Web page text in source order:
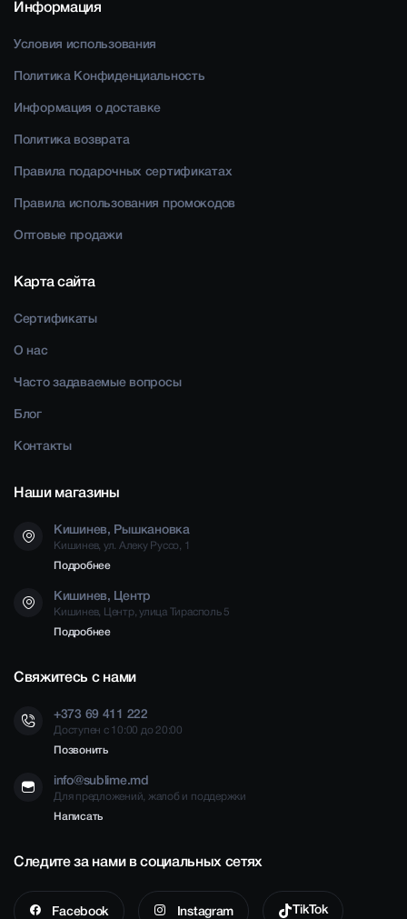
Информация
Условия использования
Политика Конфиденциальность
Информация о доставке
Политика возврата
Правила подарочных сертификатах
Правила использования промокодов
Оптовые продажи
Карта сайта
Сертификаты
О нас
Часто задаваемые вопросы
Блог
Контакты
Наши магазины
Кишинев, Рышкановка
Кишинев, ул. Алеку Руссо, 1
Подробнее
Кишинев, Центр
Кишинев, Центр, улица Тирасполь 5
Подробнее
Свяжитесь с нами
+373 69 411 222
Доступен с 10:00 до 20:00
Позвонить
info@sublime.md
Для предложений, жалоб и поддержки
Написать
Следите за нами в социальных сетях
Facebook Instagram TikTok